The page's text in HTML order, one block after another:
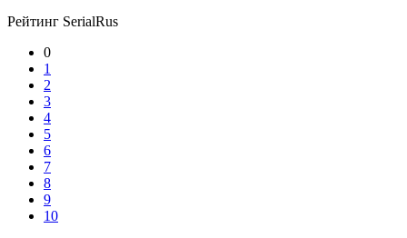
Рейтинг SerialRus
0
1
2
3
4
5
6
7
8
9
10